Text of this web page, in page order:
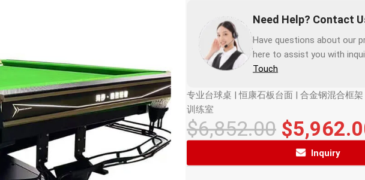
Need Help? Contact
Have questions about our
here to assist you with
Touch
专业台球桌 | 恒康石板台面 | 合金钢混合框
训练室
$6,852.00 $
Inquiry